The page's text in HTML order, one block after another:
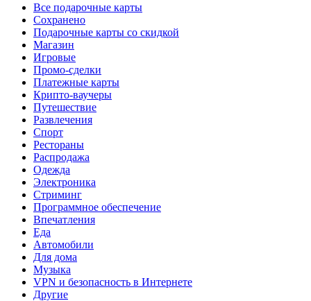
Все подарочные карты
Сохранено
Подарочные карты со скидкой
Магазин
Игровые
Промо-сделки
Платежные карты
Крипто-ваучеры
Путешествие
Развлечения
Спорт
Рестораны
Распродажа
Одежда
Электроника
Стриминг
Программное обеспечение
Впечатления
Еда
Автомобили
Для дома
Музыка
VPN и безопасность в Интернете
Другие